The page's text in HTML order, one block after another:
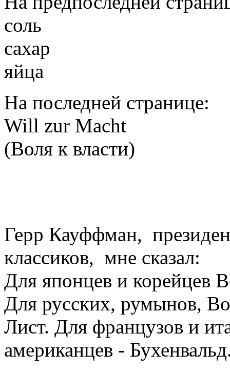
соль
сахар
яйца
На последней странице:
Will zur Macht
(Воля к власти)
Герр Кауффман,
классиков, мне сказал:
Для японцев и корейцев
Для русских, румынов,
Лист. Для французов и
американцев -